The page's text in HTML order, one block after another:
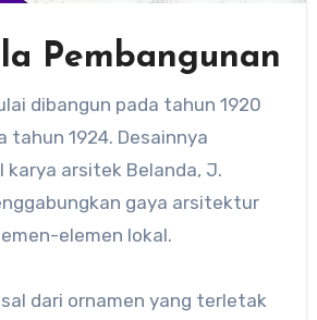
Pembangunan
dibangun pada tahun 1920
tahun 1924. Desainnya
karya arsitek Belanda, J.
gaya arsitektur
elemen lokal.
dari ornamen yang terletak